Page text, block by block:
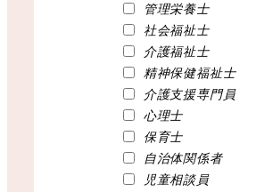
管理栄養士
社会福祉士
介護福祉士
精神保健福祉士
介護支援専門員
心理士
保育士
自治体関係者
児童相談員